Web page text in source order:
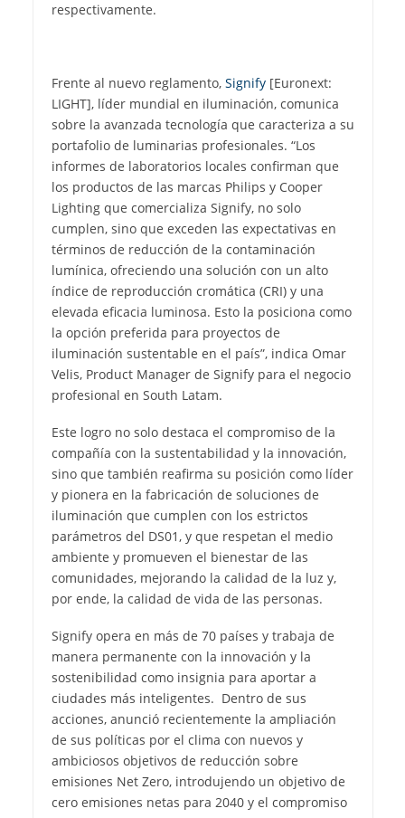
respectivamente.
Frente al nuevo reglamento, Signify[Euronext:
LIGHT], líder mundial en iluminación, comunica
sobre la avanzada tecnología que caracteriza a su
portafolio de luminarias profesionales. “Los
informes de laboratorios locales confirman que
los productos de las marcas Philips y Cooper
Lighting que comercializa Signify, no solo
cumplen, sino que exceden las expectativas en
términos de reducción de la contaminación
lumínica, ofreciendo una solución con un alto
índice de reproducción cromática (CRI) y una
elevada eficacia luminosa. Esto la posiciona como
la opción preferida para proyectos de
iluminación sustentable en el país”, indica Omar
Velis, Product Manager de Signify para el negocio
profesional en South Latam.
Este logro no solo destaca el compromiso de la
compañía con la sustentabilidad y la innovación,
sino que también reafirma su posición como líder
y pionera en la fabricación de soluciones de
iluminación que cumplen con los estrictos
parámetros del DS01, y que respetan el medio
ambiente y promueven el bienestar de las
comunidades, mejorando la calidad de la luz y,
por ende, la calidad de vida de las personas.
Signify opera en más de 70 países y trabaja de
manera permanente con la innovación y la
sostenibilidad como insignia para aportar a
ciudades más inteligentes. Dentro de sus
acciones, anunció recientemente la ampliación
de sus políticas por el clima con nuevos y
ambiciosos objetivos de reducción sobre
emisiones Net Zero, introdujendo un objetivo de
cero emisiones netas para 2040 y el compromiso